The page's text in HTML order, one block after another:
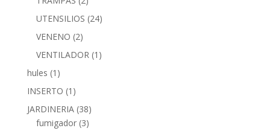
UTENSILIOS (24)
VENENO (2)
VENTILADOR (1)
hules (1)
INSERTO (1)
JARDINERIA (38)
fumigador (3)